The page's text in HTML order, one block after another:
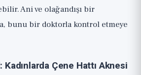
Ani ve olağandışı bir
bunu bir doktorla kontrol etmeye
Çene Hattı Aknesi